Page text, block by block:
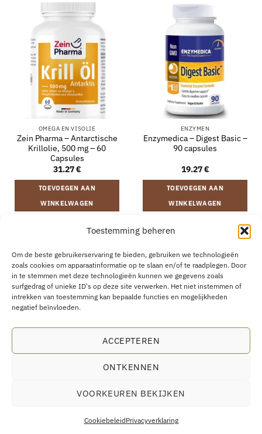
Toestemming beheren
Om de beste gebruikerservaring te bieden, gebruiken we technologieën
zoals cookies om apparaatinformatie op te slaan en/of te raadplegen. Door
in te stemmen met deze technologieën kunnen we gegevens zoals
surfgedrag of unieke ID's op deze site verwerken. Het niet instemmen of
intrekken van toestemming kan bepaalde functies en mogelijkheden
negatief beïnvloeden.
ACCEPTEREN
ONTKENNEN
VOORKEUREN BEKIJKEN
CookiebeleidPrivacyverklaring
OMEGA EN VISOLIE
Zein Pharma – Antarctische
Krillolie, 500 mg – 60
Capsules
31.27€
TOEVOEGEN AAN
WINKELWAGEN
ENZYMEN
Enzymedica – Digest Basic –
90 capsules
19.27€
TOEVOEGEN AAN
WINKELWAGEN
OVER
CONTACT B2B COOKIEBELEID
PRIVACYVERKLARING
AANKOOP HERROEPEN
Eco Supplements EOOD
Antim I Street, No. 14, fl. 2, law office, 1303 Sofia, Bulgarien
Registratienummer (EIK/UIC/TIN): 207958071 · BTW-nummer:
+46 720 251 636· E-mail:support@ecosupplements.eu
Voedingssupplementen zijn geen vervanging voor een gevarieerde en evenwichtige voeding.